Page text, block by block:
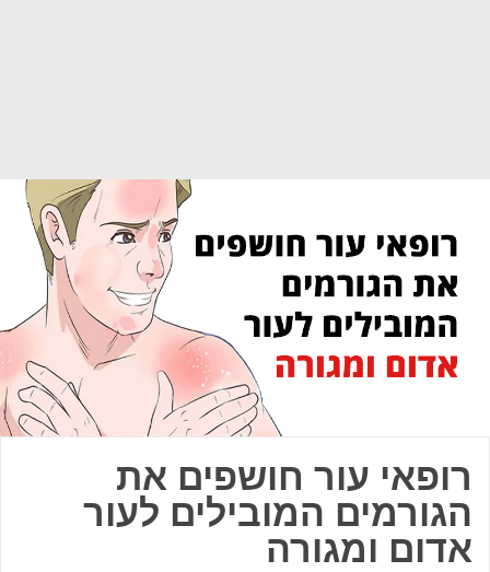
רופאי עור חושפים את
הגורמים המובילים לעור
אדום ומגורה